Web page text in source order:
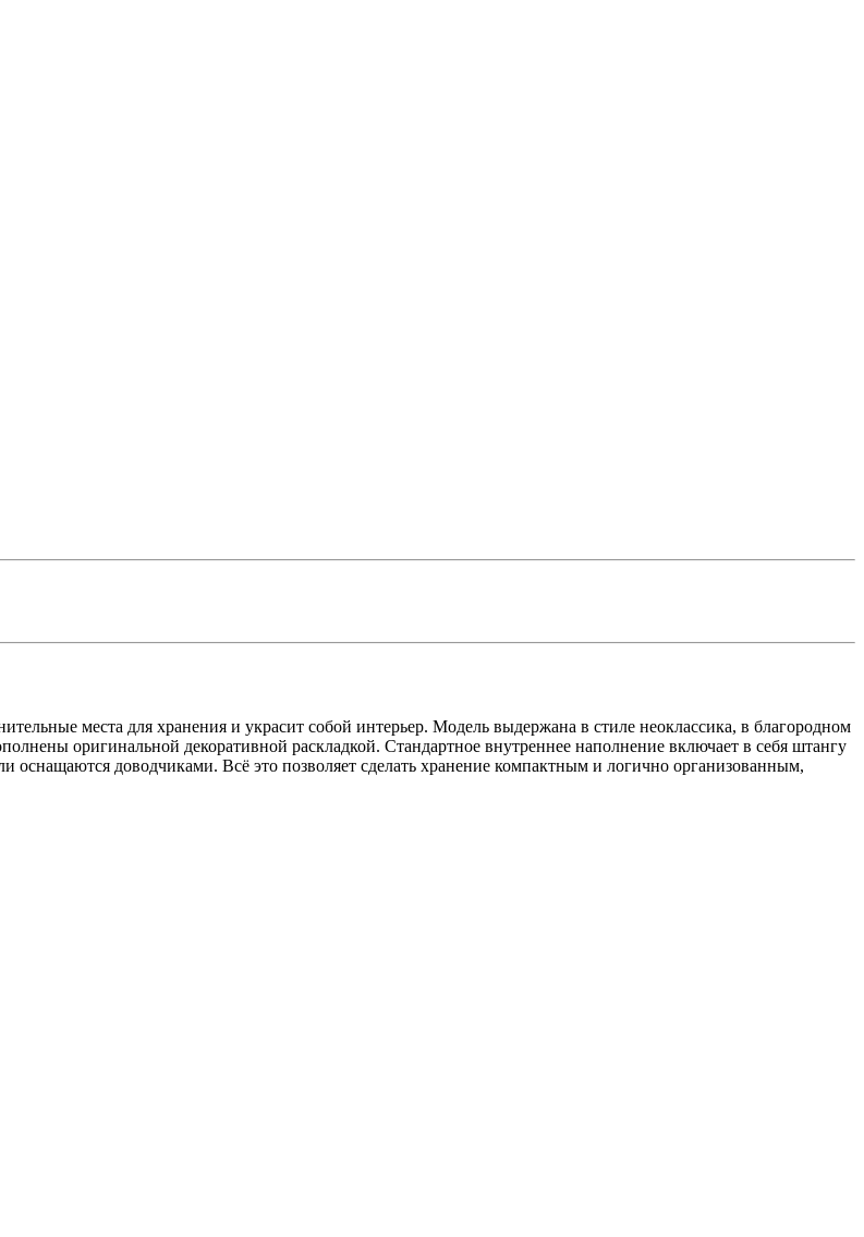
места для хранения и украсит собой интерьер. Модель выдержана в стиле неоклассика, в благородном
оригинальной декоративной раскладкой. Стандартное внутреннее наполнение включает в себя штангу
доводчиками. Всё это позволяет сделать хранение компактным и логично организованным,